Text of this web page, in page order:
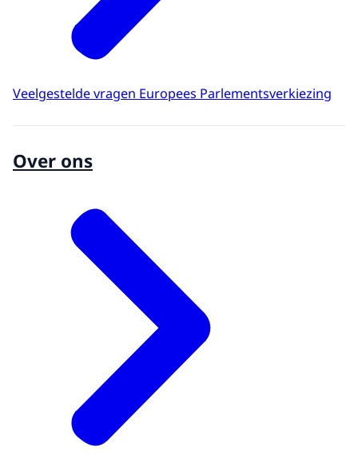
Veelgestelde vragen Europees Parlementsverkiezing
Over ons